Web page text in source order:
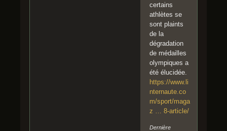
certains
athlètes se
sont plaints
de la
dégradation
de médailles
olympiques a
été élucidée.
https://www.li
nternaute.co
m/sport/maga
z … 8-article/
Dernière